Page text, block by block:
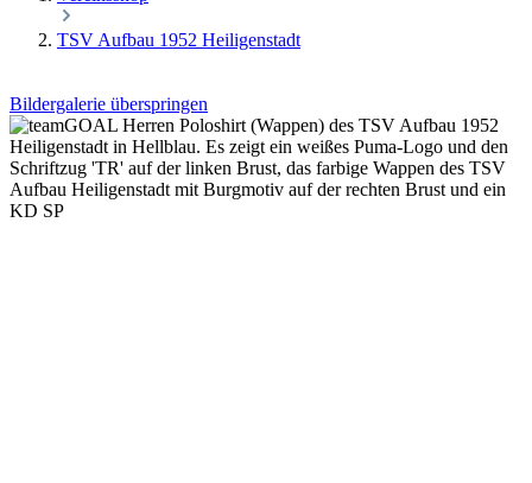
TSV Aufbau 1952 Heiligenstadt
Bildergalerie überspringen